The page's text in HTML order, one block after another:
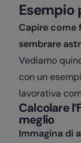
Esempio
Capire come
sembrare
Vediamo
con un
lavorativa
Calcolare
meglio
Immagina di